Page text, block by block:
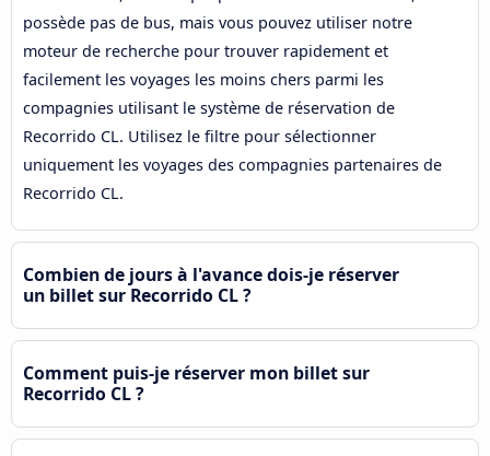
possède pas de bus, mais vous pouvez utiliser notre
moteur de recherche pour trouver rapidement et
facilement les voyages les moins chers parmi les
compagnies utilisant le système de réservation de
Recorrido CL. Utilisez le filtre pour sélectionner
uniquement les voyages des compagnies partenaires de
Recorrido CL.
Combien de jours à l'avance dois-je réserver
un billet sur Recorrido CL ?
Comment puis-je réserver mon billet sur
Recorrido CL ?